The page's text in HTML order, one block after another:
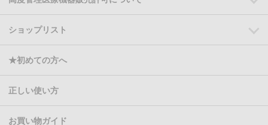
ショップリスト
★初めての方へ
正しい使い方
お買い物ガイド